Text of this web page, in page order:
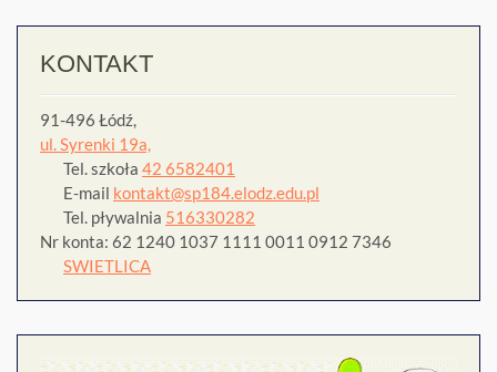
KONTAKT
91-496 Łódź,
ul. Syrenki 19a,
Tel. szkoła 42 6582401
E-mail kontakt@sp184.elodz.edu.pl
Tel. pływalnia 516330282
Nr konta: 62 1240 1037 1111 0011 0912 7346
SWIETLICA